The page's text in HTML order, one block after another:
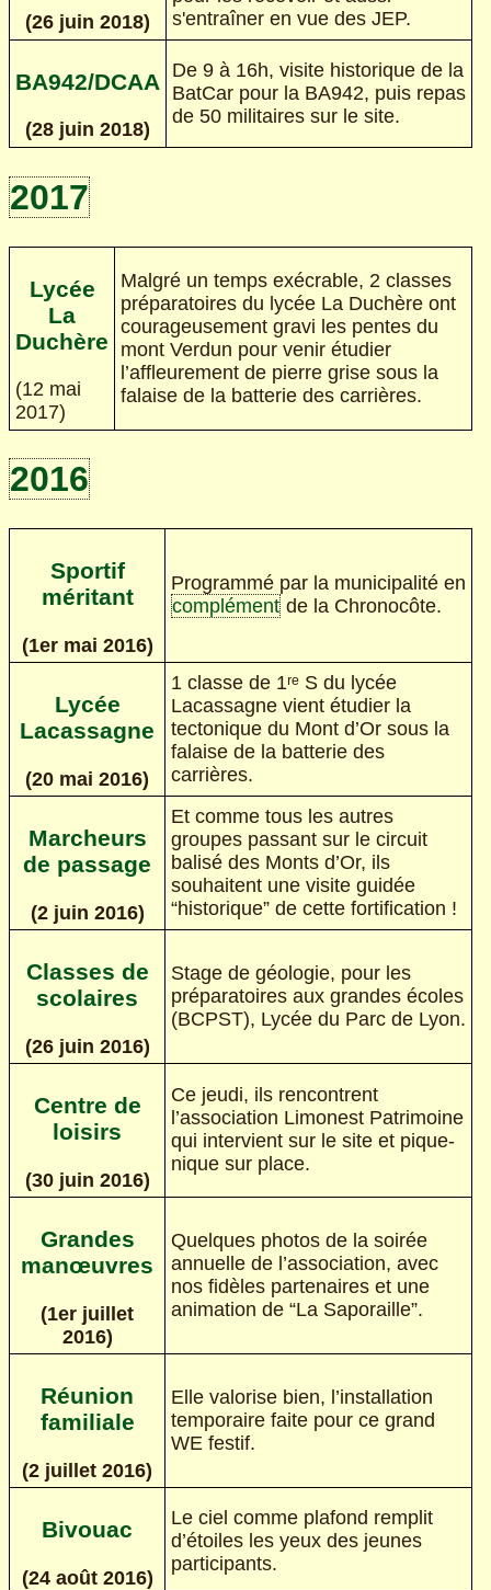
(26 juin 2018)
s'entraîner en vue des JEP.
BA942/DCAA
(28 juin 2018)
De 9 à 16h, visite historique de la
BatCar pour la BA942, puis repas
de 50 militaires sur le site.
2017
Lycée
La
Duchère
(12 mai
2017)
Malgré un temps exécrable, 2 classes
préparatoires du lycée La Duchère ont
courageusement gravi les pentes du
mont Verdun pour venir étudier
l’affleurement de pierre grise sous la
falaise de la batterie des carrières.
2016
Sportif
méritant
(1er mai 2016)
Programmé par la municipalité en
complément de la Chronocôte.
Lycée
Lacassagne
(20 mai 2016)
1 classe de 1ʳᵉ S du lycée
Lacassagne vient étudier la
tectonique du Mont d’Or sous la
falaise de la batterie des
carrières.
Marcheurs
de passage
(2 juin 2016)
Et comme tous les autres
groupes passant sur le circuit
balisé des Monts d’Or, ils
souhaitent une visite guidée
“historique” de cette fortification !
Classes de
scolaires
(26 juin 2016)
Stage de géologie, pour les
préparatoires aux grandes écoles
(BCPST), Lycée du Parc de Lyon.
Centre de
loisirs
(30 juin 2016)
Ce jeudi, ils rencontrent
l’association Limonest Patrimoine
qui intervient sur le site et pique-
nique sur place.
Grandes
manœuvres
(1er juillet
2016)
Quelques photos de la soirée
annuelle de l’association, avec
nos fidèles partenaires et une
animation de “La Saporaille”.
Réunion
familiale
(2 juillet 2016)
Elle valorise bien, l’installation
temporaire faite pour ce grand
WE festif.
Bivouac
(24 août 2016)
Le ciel comme plafond remplit
d’étoiles les yeux des jeunes
participants.